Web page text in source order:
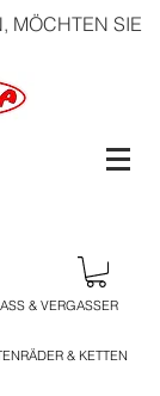
MÖCHTEN SIE
& VERGASSER
& KETTEN